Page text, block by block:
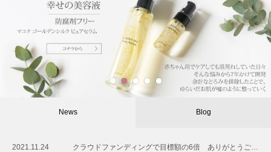
Natural Cosmetics Mayuna
4 5
News Blog
2021.11.24
クラウドファンディングで目標額の6倍 ありがとうござました